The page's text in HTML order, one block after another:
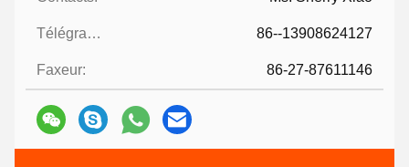
Télégramme: 86--13908624127
Faxeur: 86-27-87611146